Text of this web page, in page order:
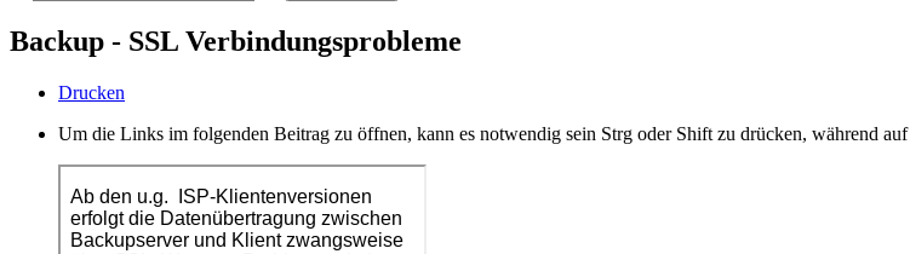
Backup - SSL Verbindungsprobleme
Drucken
Um die Links im folgenden Beitrag zu öffnen, kann es notwendig sein Strg oder Shift zu drücken, während